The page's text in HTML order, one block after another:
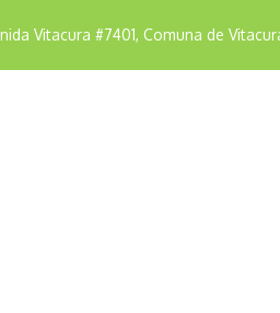
Vitacura #7401, Comuna de